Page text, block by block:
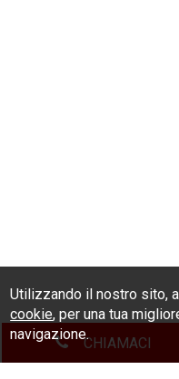
CHIAMACI
Utilizzando il nostro sito,
cookie, per una tua
navigazione.